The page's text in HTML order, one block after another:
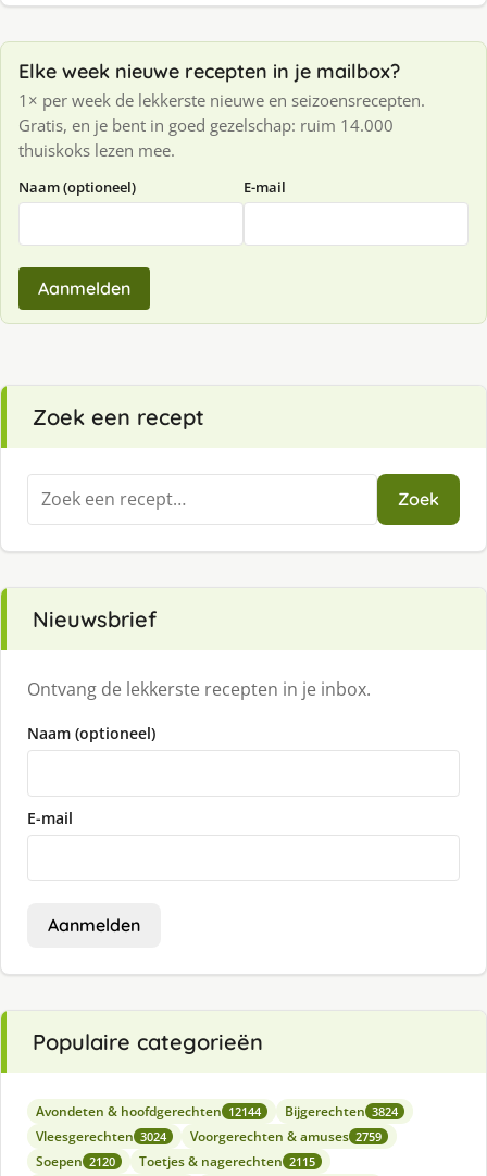
Elke week nieuwe recepten in je mailbox?
1× per week de lekkerste nieuwe en seizoensrecepten.
Gratis, en je bent in goed gezelschap: ruim 14.000
thuiskoks lezen mee.
Naam (optioneel) E-mail
Aanmelden
Zoek een recept
Zoeken
naar:
Zoek
Nieuwsbrief
Ontvang de lekkerste recepten in je inbox.
Naam (optioneel)
E-mail
Aanmelden
Populaire categorieën
Avondeten & hoofdgerechten 12144 Bijgerechten 3824
Vleesgerechten 3024 Voorgerechten & amuses 2759
Soepen 2120 Toetjes & nagerechten 2115